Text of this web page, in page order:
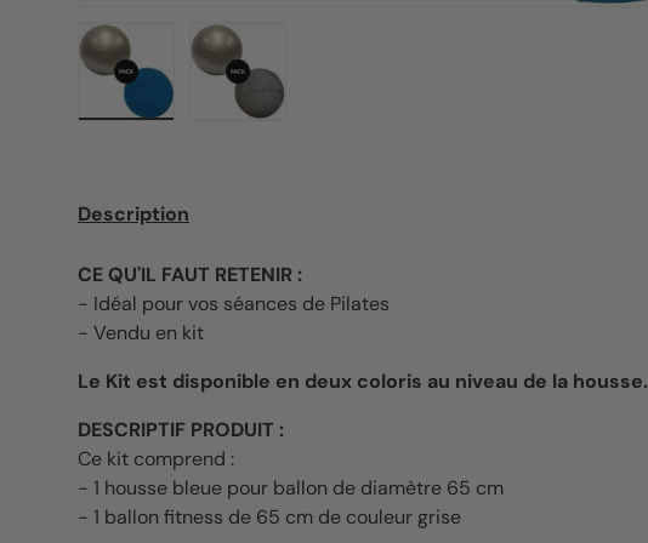
Description
CE QU'IL FAUT RETENIR :
- Idéal pour vos séances de Pilates
- Vendu en kit
Le Kit est disponible en deux coloris au niveau de la housse.
DESCRIPTIF PRODUIT :
Ce kit comprend :
- 1 housse bleue pour ballon de diamètre 65 cm
- 1 ballon fitness de 65 cm de couleur grise